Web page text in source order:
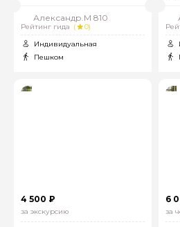
Александр.М 810
Рейтинг гида (
0)
Индивидуальная
Пешком
4 500 ₽
за экскурсию
6
за